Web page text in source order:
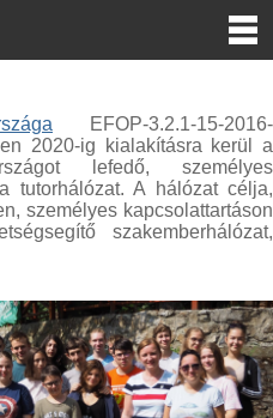
EFOP-3.2.1-15-2016-
2020-ig kialakításra kerül a
lefedő, személyes
tutorhálózat. A hálózat célja,
személyes kapcsolattartáson
szakemberhálózat,